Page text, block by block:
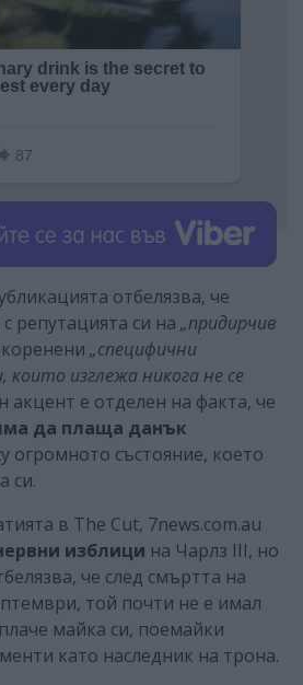
отбелязва, че
репутацията си на „придирчив
„специфични
които изглежа никога не се
акцент е отделен на факта, че
да плаща данък
огромното състояние, което
си.
в The Cut, 7news.com.au
изблици на Чарлз III, но
че след смъртта на
той почти не е имал
майка си, поемайки
като наследник на трона.